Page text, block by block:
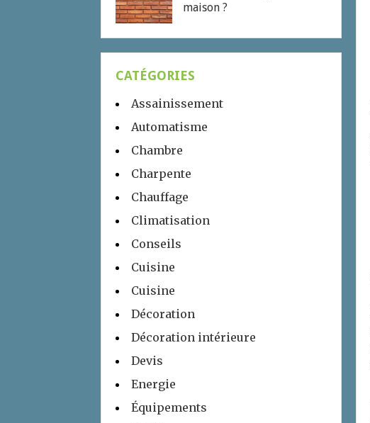
maison ?
CATÉGORIES
Assainissement
Automatisme
Chambre
Charpente
Chauffage
Climatisation
Conseils
Cuisine
Cuisine
Décoration
Décoration intérieure
Devis
Energie
Équipements